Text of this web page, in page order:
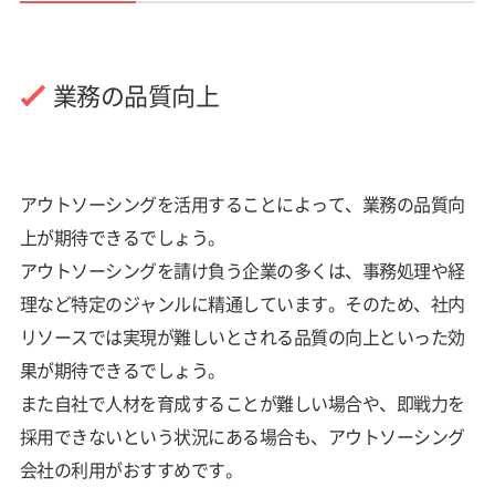
業務の品質向上
アウトソーシングを活用することによって、業務の品質向
上が期待できるでしょう。
アウトソーシングを請け負う企業の多くは、事務処理や経
理など特定のジャンルに精通しています。そのため、社内
リソースでは実現が難しいとされる品質の向上といった効
果が期待できるでしょう。
また自社で人材を育成することが難しい場合や、即戦力を
採用できないという状況にある場合も、アウトソーシング
会社の利用がおすすめです。